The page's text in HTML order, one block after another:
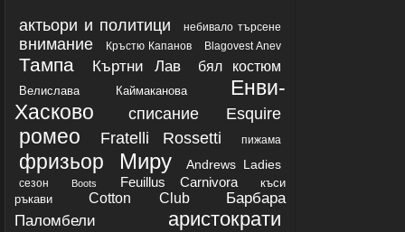
актьори и политици небивало търсене
внимание Кръстю Капанов Blagovest Anev
Тампа Къртни Лав бял костюм
Велислава Каймаканова
Енви-
Хасково
списание Esquire
ромео Fratelli Rossetti пижама
фризьор Миру Andrews Ladies
сезон Boots Feuillus Carnivora
къси
ръкави
Cotton Club
Барбара
Паломбели
аристократи